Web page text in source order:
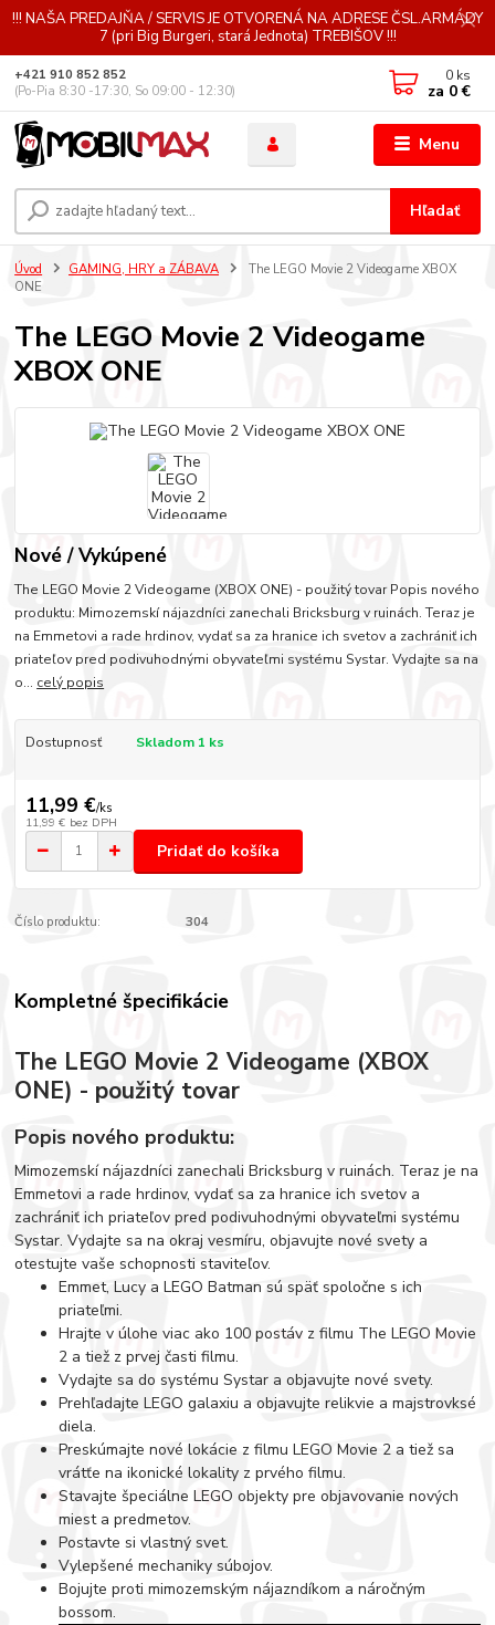
!!! NAŠA PREDAJŇA / SERVIS JE OTVORENÁ NA ADRESE ČSL.ARMÁDY
7 (pri Big Burgeri, stará Jednota) TREBIŠOV !!!
Menu
Hľadať
+421 910 852 852
(Po-Pia 8:30 -17:30, So 09:00 - 12:30)
0 ks
za 0 €
Úvod GAMING, HRY a ZÁBAVA
The LEGO Movie 2 Videogame XBOX
ONE
The LEGO Movie 2 Videogame
XBOX ONE
Nové / Vykúpené
The LEGO Movie 2 Videogame (XBOX ONE) - použitý tovar Popis nového
produktu: Mimozemskí nájazdníci zanechali Bricksburg v ruinách. Teraz je
na Emmetovi a rade hrdinov, vydať sa za hranice ich svetov a zachrániť ich
priateľov pred podivuhodnými obyvateľmi systému Systar. Vydajte sa na
o... celý popis
Dostupnosť Skladom 1 ks
11,99 €/ks
11,99 € bez DPH
Pridať do košíka
Číslo produktu: 304
Kompletné špecifikácie
The LEGO Movie 2 Videogame (XBOX
ONE) - použitý tovar
Popis nového produktu:
Mimozemskí nájazdníci zanechali Bricksburg v ruinách. Teraz je na
Emmetovi a rade hrdinov, vydať sa za hranice ich svetov a
zachrániť ich priateľov pred podivuhodnými obyvateľmi systému
Systar. Vydajte sa na okraj vesmíru, objavujte nové svety a
otestujte vaše schopnosti staviteľov.
Emmet, Lucy a LEGO Batman sú späť spoločne s ich
priateľmi.
Hrajte v úlohe viac ako 100 postáv z filmu The LEGO Movie
2 a tiež z prvej časti filmu.
Vydajte sa do systému Systar a objavujte nové svety.
Prehľadajte LEGO galaxiu a objavujte relikvie a majstrovksé
diela.
Preskúmajte nové lokácie z filmu LEGO Movie 2 a tiež sa
vrátťe na ikonické lokality z prvého filmu.
Stavajte špeciálne LEGO objekty pre objavovanie nových
miest a predmetov.
Postavte si vlastný svet.
Vylepšené mechaniky súbojov.
Bojujte proti mimozemským nájazndíkom a náročným
bossom.